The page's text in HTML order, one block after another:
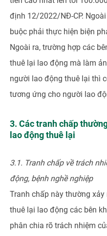
định 12/2022/NĐ-CP.
buộc phải thực hiện biện
Ngoài ra, trường hợp các
thuê lại lao động mà làm
người lao động thuê lại thì
tương ứng cho người lao
3. Các tranh chấp
lao động thuê lại
3.1. Tranh chấp về trách
động, bệnh nghề nghiệp
Tranh chấp này thường
thuê lại lao động các bên
phân chia rõ trách nhiệm